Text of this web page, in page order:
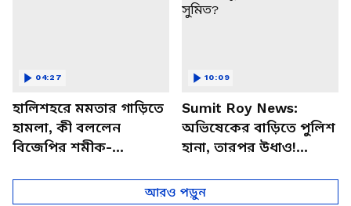
হালিশহরে মমতার গাড়িতে
হামলা, কী বললেন
বিজেপির শমীক-
04:27
Sumit Roy News:
অভিষেকের বাড়িতে পুলিশ
হানা, তারপর উধাও!
ছিলেন সুমিত?
10:09
আরও পড়ুন